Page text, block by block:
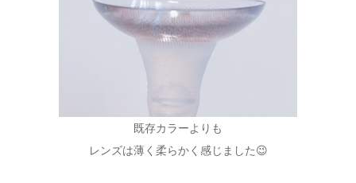
既存カラーよりも
レンズは薄く柔らかく感じました😉